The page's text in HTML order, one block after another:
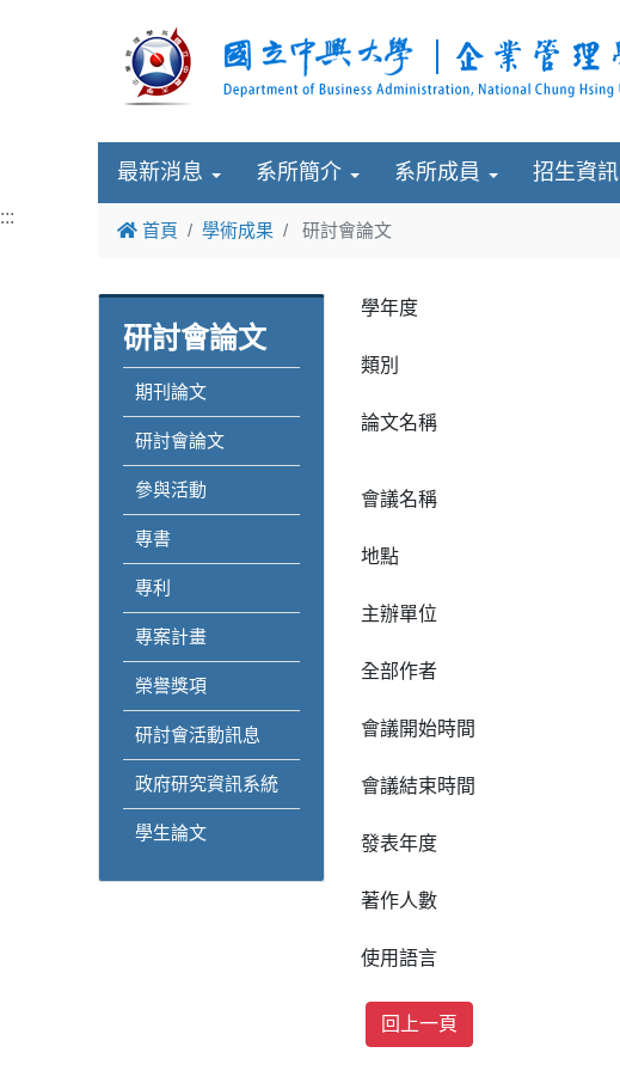
最新消息 系所簡介 系所成員 招生資訊
:::
首頁 學術成果 研討會論文
研討會論文
期刊論文
研討會論文
參與活動
專書
專利
專案計畫
榮譽獎項
研討會活動訊息
政府研究資訊系統
學生論文
學年度
類別
論文名稱
會議名稱
地點
主辦單位
全部作者
會議開始時間
會議結束時間
發表年度
著作人數
使用語言